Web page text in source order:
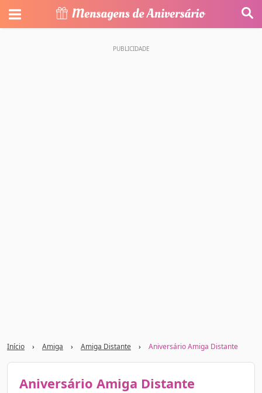
Início › Amiga › Amiga Distante › Aniversário Amiga Distante
Aniversário Amiga Distante